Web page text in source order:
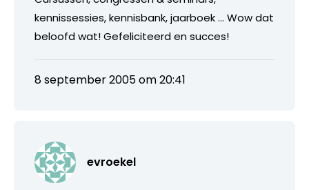
kennissessies, kennisbank, jaarboek … Wow dat
beloofd wat! Gefeliciteerd en succes!
8 september 2005 om 20:41
evroekel